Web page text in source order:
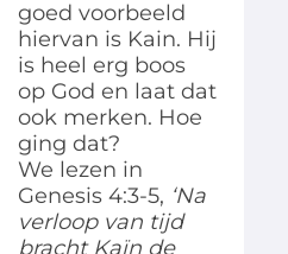
goed voorbeeld
hiervan is Kain. Hij
is heel erg boos
op God en laat dat
ook merken. Hoe
ging dat?
We lezen in
Genesis 4:3-5, ‘Na
verloop van tijd
bracht Kaïn de